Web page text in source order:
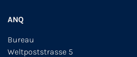
ANQ
Bureau
Weltpoststrasse 5